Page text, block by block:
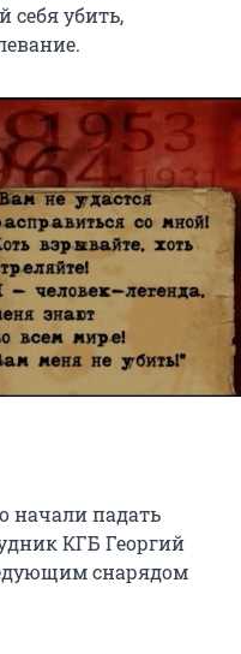
себя убить,
начали падать
КГБ Георгий
снарядом